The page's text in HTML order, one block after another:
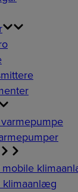
mobile
klimaanlæg